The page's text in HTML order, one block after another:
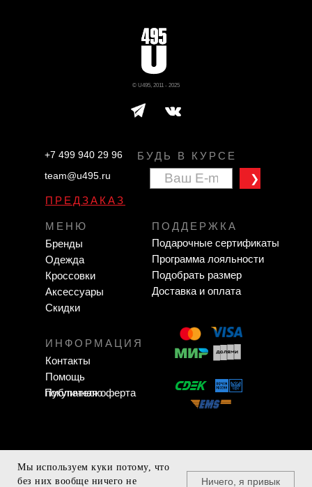
❯
© U495, 2011 - 2025
Zavodigital.ru
ПОДДЕРЖКА
ИНФОРМАЦИЯ
МЕНЮ
Контакты
Помощь
покупателю
Подарочные сертификаты
Программа лояльности
Подобрать размер
Доставка и оплата
Бренды
Одежда
Кроссовки
Аксессуары
Скидки
Публичная оферта
team@u495.ru
+7 499 940 29 96 БУДЬ В КУРСЕ
ПРЕДЗАКАЗ
Мы используем куки потому, что
без них вообще ничего не
Ничего, я привык